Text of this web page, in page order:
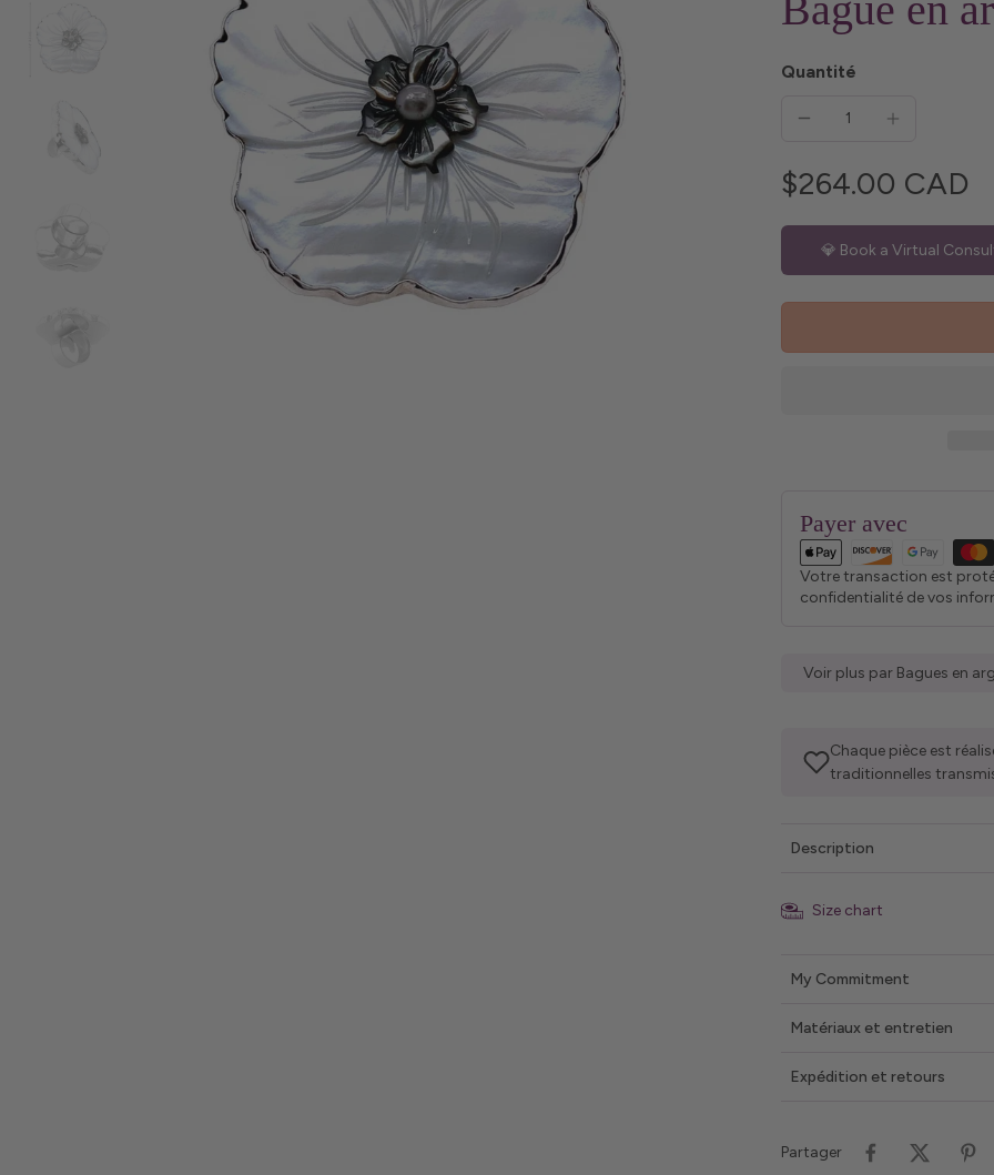
Quantité
$264.00 CAD
💎 Book a Virtual
Payer avec
Votre transaction est
confidentialité de vos
Voir plus par Bagues en
Chaque pièce est
traditionnelles
Description
Size chart
My Commitment
Matériaux et entretien
Expédition et retours
Partager